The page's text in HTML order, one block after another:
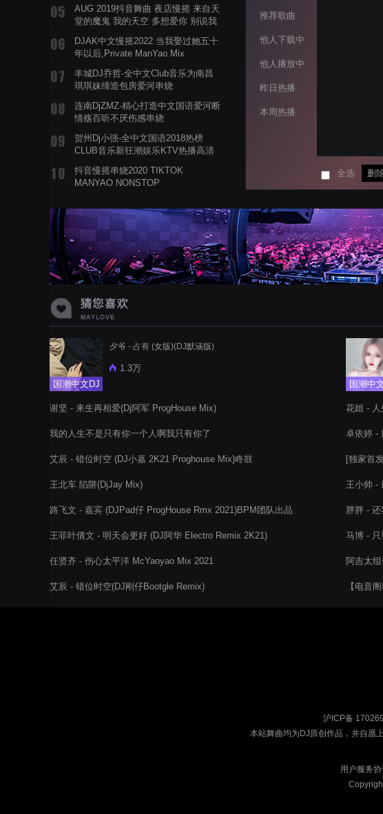
AUG 2019抖音舞曲 夜店慢摇 来自天
堂的魔鬼 我的天空 多想爱你 别说我
DJAK中文慢摇2022 当我娶过她五十
年以后,Private ManYao Mix
丰城DJ乔哲-全中文Club音乐为南昌
琪琪妹缔造包房爱河串烧
连南DjZMZ-精心打造中文国语爱河断
情殇百听不厌伤感串烧
贺州Dj小强-全中文国语2018热榜
CLUB音乐新狂潮娱乐KTV热播高清
抖音慢摇串烧2020 TIKTOK
MANYAO NONSTOP
蝉爸爸妈妈爱存在夏天的风是想你的
声音啊
推荐歌曲
他人下载中
他人播放中
昨日热播
本周热播
全选 删
国潮中文DJ
夕爷 - 占有 (女版)(DJ默涵版)
1.3万
谢坚 - 来生再相爱(Dj阿军 ProgHouse Mix)
我的人生不是只有你一个人啊我只有你了
艾辰 - 错位时空 (DJ小嘉 2K21 Proghouse Mix)咚鼓
王北车 陷阱(DjJay Mix)
路飞文 - 嘉宾 (DJPad仔 ProgHouse Rmx 2021)BPM团队出品
王菲叶倩文 - 明天会更好 (DJ阿华 Electro Remix 2K21)
任贤齐 - 伤心太平洋 McYaoyao Mix 2021
艾辰 - 错位时空(DJ刚仔Bootgle Remix)
国潮中
花姐 - 人
卓依婷 -
[独家首
王小帅 -
胖胖 -
马博 - 只
阿吉太
【电音
沪ICP备
本站舞曲均为DJ原创作品，并自愿
用户服务协